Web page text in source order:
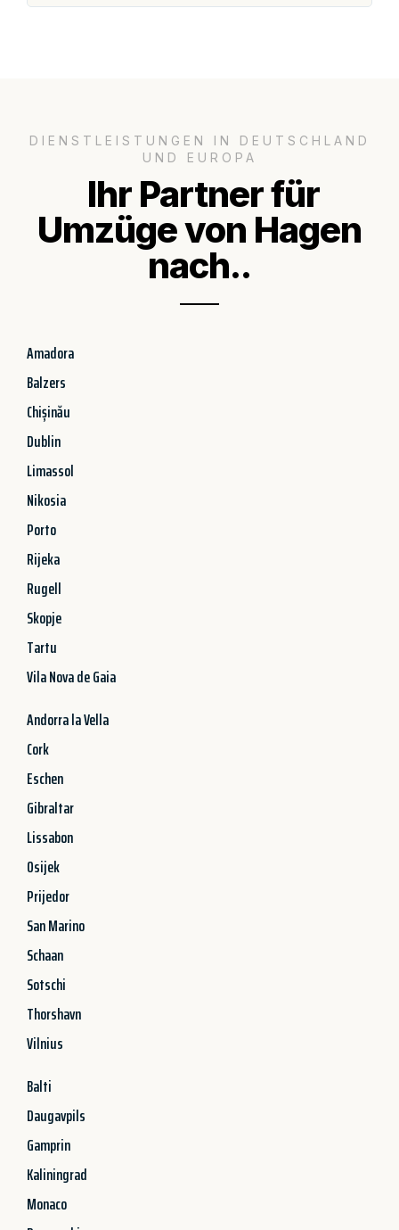
DIENSTLEISTUNGEN IN DEUTSCHLAND
UND EUROPA
Ihr Partner für
Umzüge von Hagen
nach..
Amadora
Balzers
Chișinău
Dublin
Limassol
Nikosia
Porto
Rijeka
Rugell
Skopje
Tartu
Vila Nova de Gaia
Andorra la Vella
Cork
Eschen
Gibraltar
Lissabon
Osijek
Prijedor
San Marino
Schaan
Sotschi
Thorshavn
Vilnius
Balti
Daugavpils
Gamprin
Kaliningrad
Monaco